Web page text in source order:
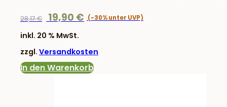
28,17€
Ursprünglicher
war:
28,17 €
19,90 €
inkl. 20 % MwSt.
zzgl. Versandkosten
In den Warenkorb